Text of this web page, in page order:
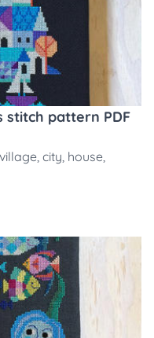
stitch pattern PDF
village, city, house,